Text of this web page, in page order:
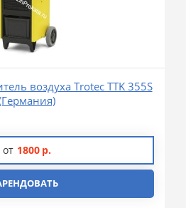
воздуха Trotec TTK 355S
от 1800 р.